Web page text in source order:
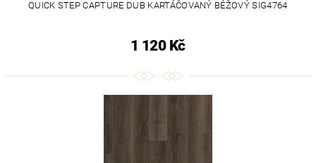
QUICK STEP CAPTURE DUB KARTÁČOVANÝ BÉŽOVÝ SIG4764
1 120 Kč